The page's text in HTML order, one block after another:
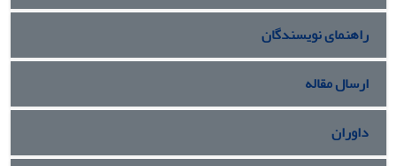
راهنمای نویسندگان
ارسال مقاله
داوران